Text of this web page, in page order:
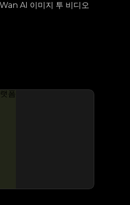
AI 이미지 투 비디오